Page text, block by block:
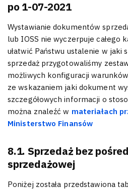
po 1-07-2021
Wystawianie dokumentów
lub IOSS nie wyczerpuje całego
ułatwić Państwu ustalenie w jaki
sprzedaż przygotowaliśmy
możliwych konfiguracji
ze wskazaniem jaki dokument
szczegółowych informacji o
można znaleźć w materiałach
Ministerstwo Finansów
8.1. Sprzedaż bez
sprzedażowej
Poniżej została przedstawiona